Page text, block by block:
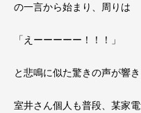
の一言から始まり、周りは
「えーーーーー！！！」
と悲鳴に似た驚きの声が響
室井さん個人も普段、某家